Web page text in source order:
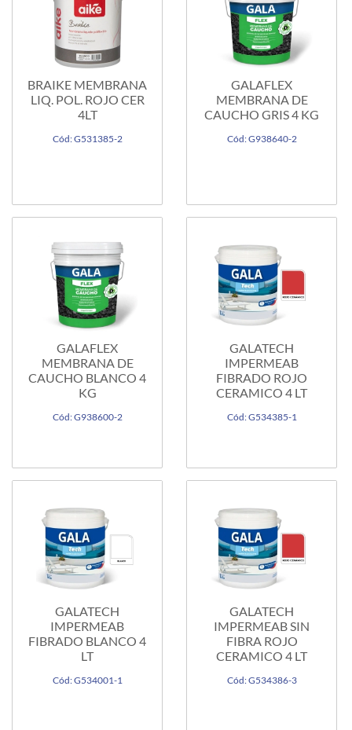
BRAIKE MEMBRANA
LIQ. POL. ROJO CER
4LT
Cód: G531385-2
GALAFLEX
MEMBRANA DE
CAUCHO GRIS 4 KG
Cód: G938640-2
GALAFLEX
MEMBRANA DE
CAUCHO BLANCO 4
KG
Cód: G938600-2
GALATECH
IMPERMEAB
FIBRADO ROJO
CERAMICO 4 LT
Cód: G534385-1
GALATECH
IMPERMEAB
FIBRADO BLANCO 4
LT
Cód: G534001-1
GALATECH
IMPERMEAB SIN
FIBRA ROJO
CERAMICO 4 LT
Cód: G534386-3